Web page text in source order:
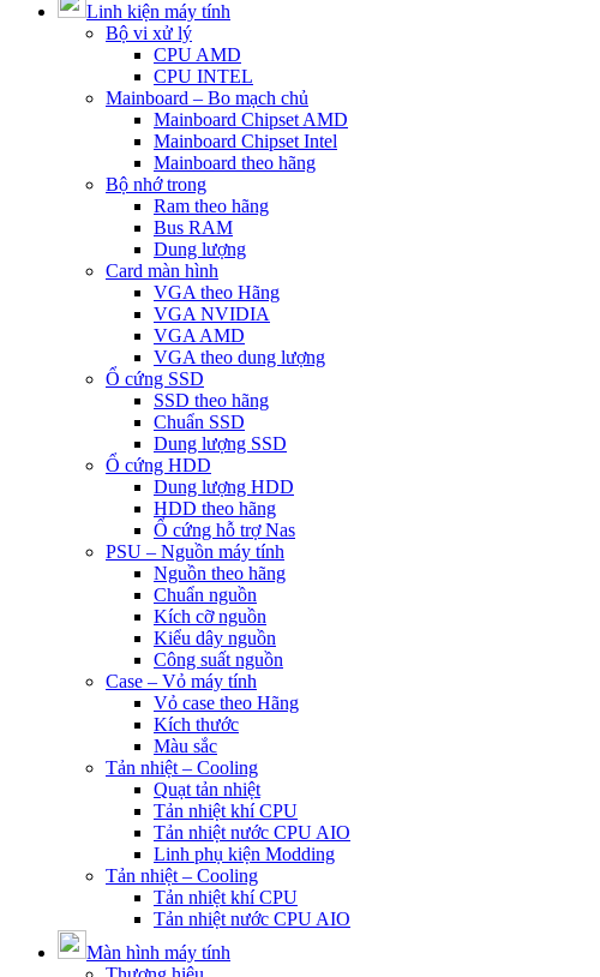
Linh kiện máy tính
Bộ vi xử lý
CPU AMD
CPU INTEL
Mainboard – Bo mạch chủ
Mainboard Chipset AMD
Mainboard Chipset Intel
Mainboard theo hãng
Bộ nhớ trong
Ram theo hãng
Bus RAM
Dung lượng
Card màn hình
VGA theo Hãng
VGA NVIDIA
VGA AMD
VGA theo dung lượng
Ổ cứng SSD
SSD theo hãng
Chuẩn SSD
Dung lượng SSD
Ổ cứng HDD
Dung lượng HDD
HDD theo hãng
Ổ cứng hỗ trợ Nas
PSU – Nguồn máy tính
Nguồn theo hãng
Chuẩn nguồn
Kích cỡ nguồn
Kiểu dây nguồn
Công suất nguồn
Case – Vỏ máy tính
Vỏ case theo Hãng
Kích thước
Màu sắc
Tản nhiệt – Cooling
Quạt tản nhiệt
Tản nhiệt khí CPU
Tản nhiệt nước CPU AIO
Linh phụ kiện Modding
Tản nhiệt – Cooling
Tản nhiệt khí CPU
Tản nhiệt nước CPU AIO
Màn hình máy tính